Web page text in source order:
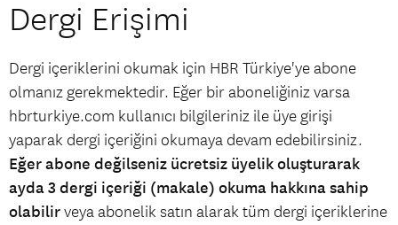
Dergi Erişimi
Dergi içeriklerini okumak için HBR Türkiye'ye abone
olmanız gerekmektedir. Eğer bir aboneliğiniz varsa
hbrturkiye.com kullanıcı bilgileriniz ile üye girişi
yaparak dergi içeriğini okumaya devam edebilirsiniz.
Eğer abone değilseniz ücretsiz üyelik oluşturarak
ayda 3 dergi içeriği (makale) okuma hakkına sahip
olabilirveya abonelik satın alarak tüm dergi içeriklerine